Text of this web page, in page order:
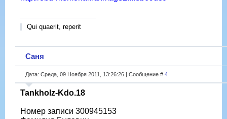
Qui quaerit, reperit
Саня
Дата: Среда, 09 Ноября 2011, 13:26:26 | Сообщение # 4
Tankholz-Kdo.18
Номер записи 300945153